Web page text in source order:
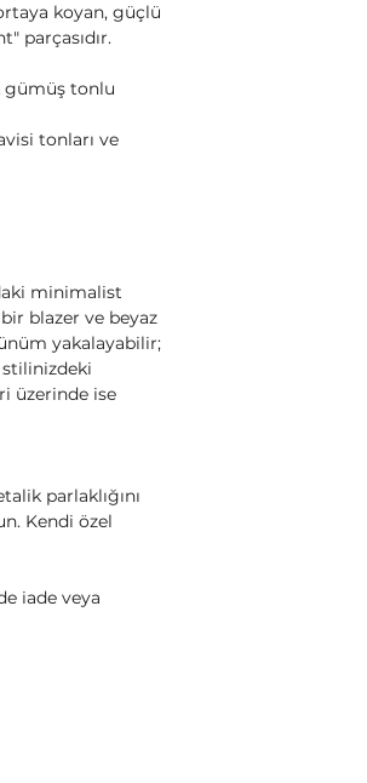
koyan, güçlü
parçasıdır.
gümüş tonlu
tonları ve
minimalist
blazer ve beyaz
yakalayabilir;
üzerinde ise
parlaklığını
Kendi özel
iade veya